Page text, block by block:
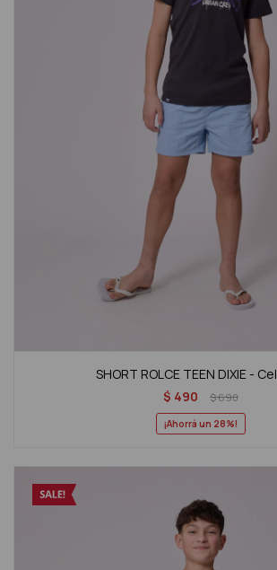
SHORT ROLCE TEEN DIXIE -
$ 490 $690
28